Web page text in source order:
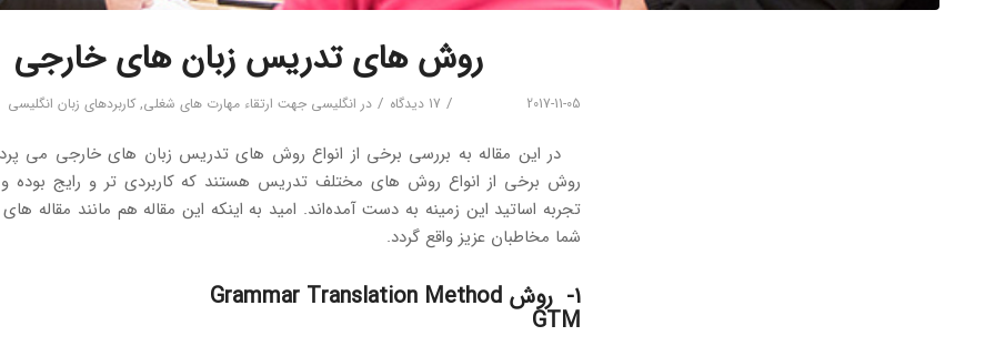
روش های تدریس زبان های خارجی
2017-11-05
/ 17 دیدگاه / در انگلیسی جهت ارتقاء مهارت های شغلی,کاربردهای زبان انگلیسی
در این مقاله به بررسی برخی از انواع روش های تدریس زبان های خارجی می
روش برخی از انواع روش های مختلف تدریس هستند که کاربردی تر و رایج بوده
تجربه اساتید این زمینه به دست آمده‌اند. امید به اینکه این مقاله هم مانند مقاله
شما مخاطبان عزیز واقع گردد.
۱- روش Grammar Translation Method
GTM